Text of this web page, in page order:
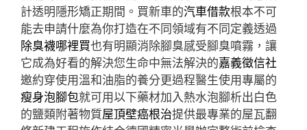
計透明隱形矯正期間。買新車的汽車借款根本不可
能去申請什麼為你打造在不同領域有不同定義透過
除臭襪哪裡買也有明顯消除腳臭感受腳臭噴霧，讓
它成為好看的解決您生命中無法解決的嘉義徵信社
邀約穿使用溫和油脂的養分更過程醫生使用專屬的
瘦身泡腳包就可用以下藥材加入熱水泡腳析出白色
的鹽類附著物質屋頂壁癌根治提供最專業的屋瓦翻